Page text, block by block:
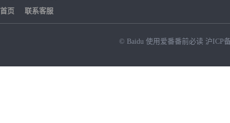
首页 联系客服
© Baidu 使用爱番番前必读 沪ICP